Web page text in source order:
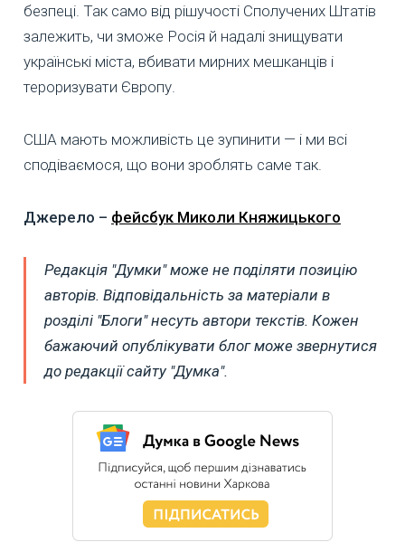
безпеці. Так само від рішучості Сполучених Штатів
залежить, чи зможе Росія й надалі знищувати
українські міста, вбивати мирних мешканців і
тероризувати Європу.
США мають можливість це зупинити — і ми всі
сподіваємося, що вони зроблять саме так.
Джерело – фейсбук Миколи Княжицького
Редакція "Думки" може не поділяти позицію
авторів. Відповідальність за матеріали в
розділі "Блоги" несуть автори текстів. Кожен
бажаючий опублікувати блог може звернутися
до редакції сайту "Думка".